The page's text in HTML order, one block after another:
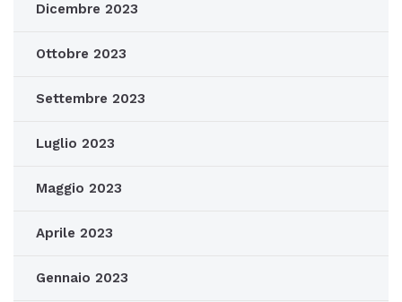
Dicembre 2023
Ottobre 2023
Settembre 2023
Luglio 2023
Maggio 2023
Aprile 2023
Gennaio 2023